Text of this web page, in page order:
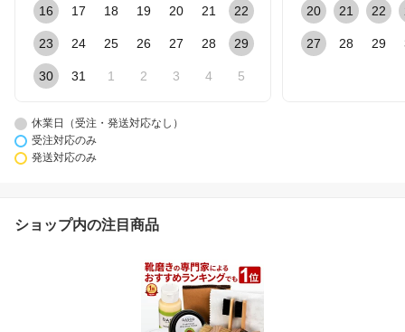
16 17 18 19 20 21 22
23 24 25 26 27 28 29
30 31 1 2 3 4 5
20 21 22
27 28 29
休業日（受注・発送対応なし）
受注対応のみ
発送対応のみ
ショップ内の注目商品